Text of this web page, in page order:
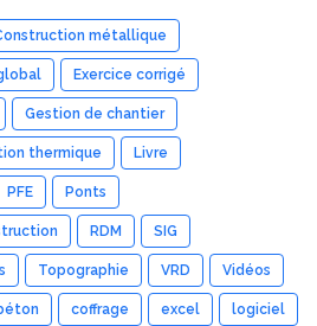
métallique
Exercice corrigé
Gestion de chantier
thermique Livre
PFE Ponts
RDM SIG
Topographie VRD Vidéos
coffrage excel logiciel